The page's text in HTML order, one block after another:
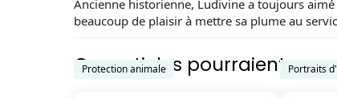
Ancienne historienne, Ludivine a toujours
beaucoup de plaisir à mettre sa plume au
Ces articles pourraient
Protection animale Portraits